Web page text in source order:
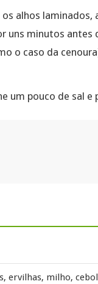
alhos laminados,
uns minutos antes
o caso da
um pouco de sal e
ervilhas, milho,